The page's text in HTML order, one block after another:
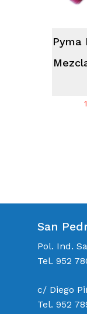
Pyma
San
Pol. Ind.
Tel. 952
c/ Diego
Tel. 952